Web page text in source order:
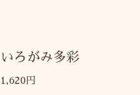
いろがみ多彩
1,620円